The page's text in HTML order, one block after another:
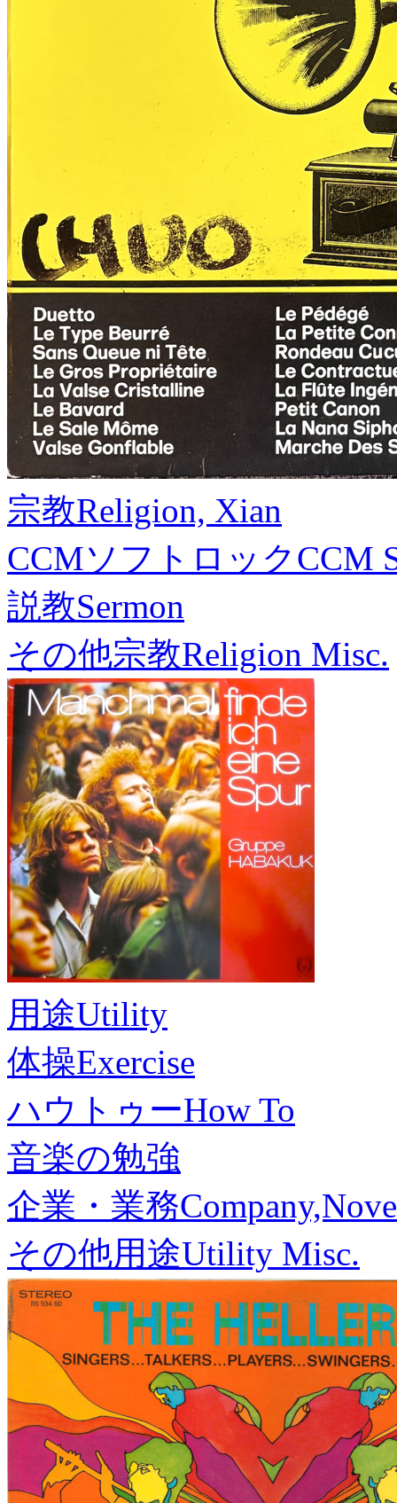
宗教Religion, Xian
CCMソフトロックCCM
説教Sermon
その他宗教Religion Misc.
用途Utility
体操Exercise
ハウトゥーHow To
音楽の勉強
企業・業務
その他用途Utility Misc.